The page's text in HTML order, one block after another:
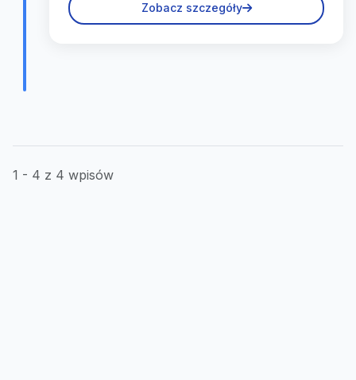
Zobacz szczegóły
1 - 4 z 4 wpisów